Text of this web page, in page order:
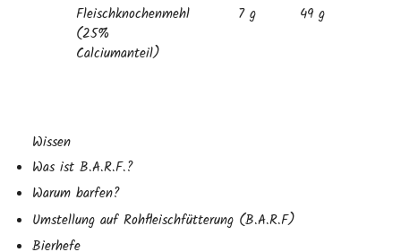
Fleischknochenmehl
(25%
Calciumanteil)
7 g 49 g
Wissen
Was ist B.A.R.F.?
Warum barfen?
Umstellung auf Rohfleischfütterung (B.A.R.F)
Bierhefe